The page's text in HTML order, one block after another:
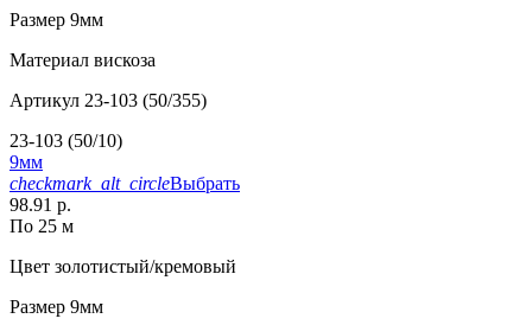
Размер 9мм
Материал вискоза
Артикул 23-103 (50/355)
23-103 (50/10)
9мм
checkmark_alt_circleВыбрать
98.91 р.
По 25 м
Цвет золотистый/кремовый
Размер 9мм